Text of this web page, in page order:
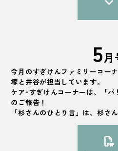
5月
今月のすぎけんファミリーコー
塚と井谷が担当しています。
ケア･すぎけんコーナーは、「バ
のご報告！
「杉さんのひとり言」は、杉さ